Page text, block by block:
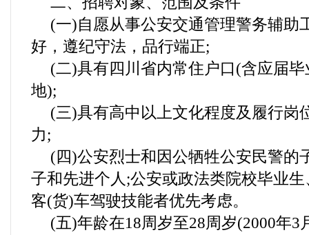
(一)自愿从事公安交通管理警务辅助
好，遵纪守法，品行端正;
(二)具有四川省内常住户口(含应届
地);
(三)具有高中以上文化程度及履行岗
力;
(四)公安烈士和因公牺牲公安民警的
子和先进个人;公安或政法类院校毕业
客(货)车驾驶技能者优先考虑。
(五)年龄在18周岁至28周岁(2000年3